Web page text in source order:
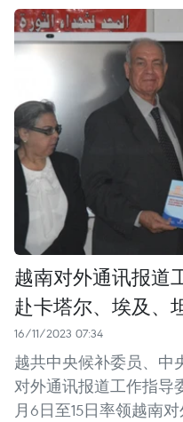
越南对外通讯报道
赴卡塔尔、埃及、
16/11/2023 07:34
越共中央候补委员、中
对外通讯报道工作指导
月6日至15日率领越南